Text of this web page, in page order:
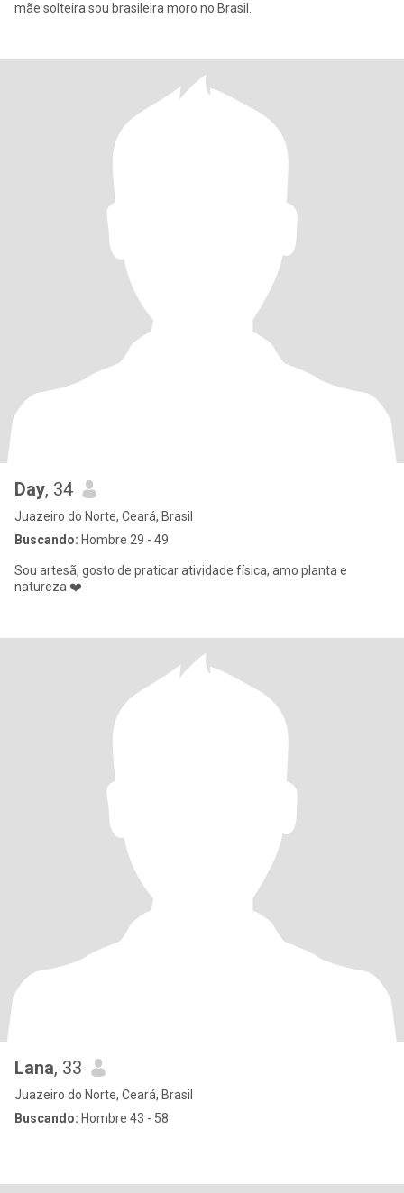
mãe solteira sou brasileira moro no Brasil.
Day, 34
Juazeiro do Norte, Ceará, Brasil
Buscando: Hombre 29 - 49
Sou artesã, gosto de praticar atividade física, amo planta e
natureza ❤️
Lana, 33
Juazeiro do Norte, Ceará, Brasil
Buscando: Hombre 43 - 58